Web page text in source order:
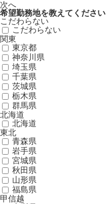
次へ
希望勤務地を教えてください
こだわらない
こだわらない
関東
東京都
神奈川県
埼玉県
千葉県
茨城県
栃木県
群馬県
北海道
北海道
東北
青森県
岩手県
宮城県
秋田県
山形県
福島県
甲信越